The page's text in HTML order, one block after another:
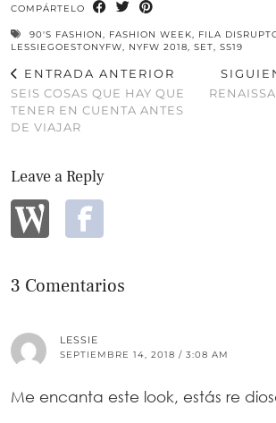
COMPÁRTELO
90'S FASHION, FASHION WEEK, FILA
LESSIEGOESTONYFW, NYFW 2018, SET, SS19
ENTRADA ANTERIOR
SEIS COSAS QUE HAY QUE
TENER EN CUENTA ANTES
DE VIAJAR
Leave a Reply
3 Comentarios
LESSIE
SEPTIEMBRE 14, 2018 / 3:08 AM
Me encanta este look, estás re